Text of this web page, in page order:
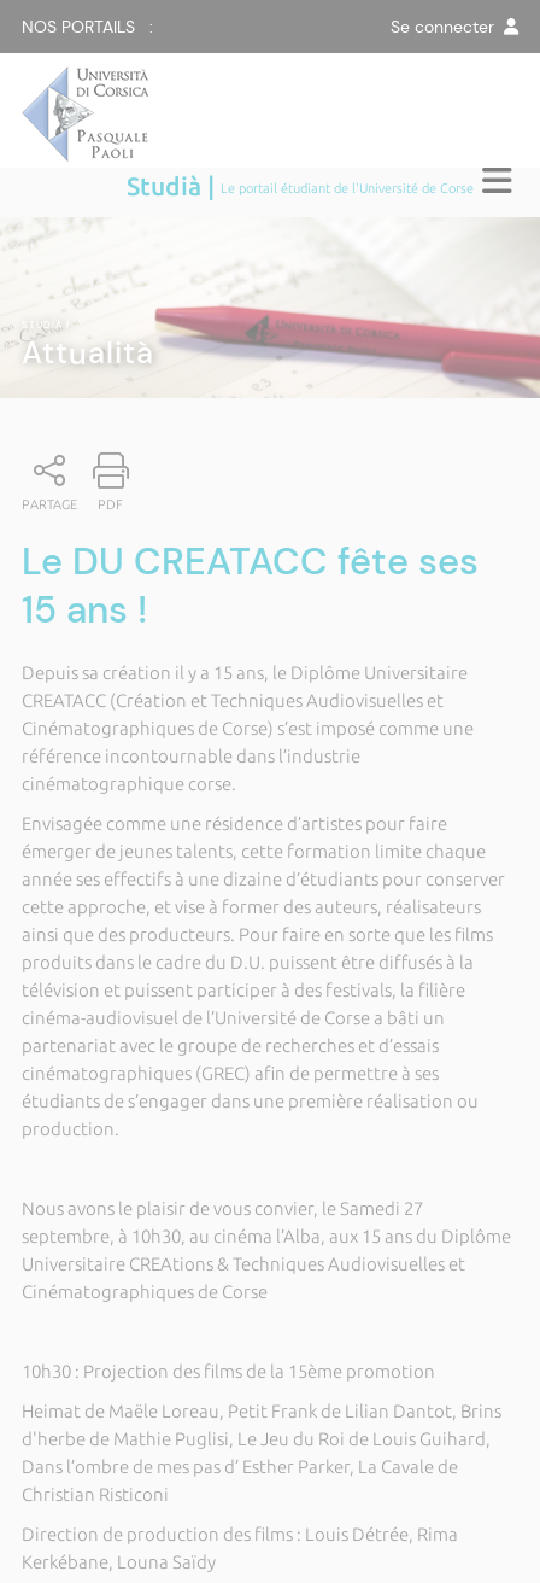
NOS PORTAILS : Se connecter
Studià | Le portail étudiant de l'Université de Corse
STUDIÀ
Attualità
PARTAGE PDF
Le DU CREATACC fête ses
15 ans !
Depuis sa création il y a 15 ans, le Diplôme Universitaire
CREATACC (Création et Techniques Audiovisuelles et
Cinématographiques de Corse) s’est imposé comme une
référence incontournable dans l’industrie
cinématographique corse.
Envisagée comme une résidence d’artistes pour faire
émerger de jeunes talents, cette formation limite chaque
année ses effectifs à une dizaine d’étudiants pour conserver
cette approche, et vise à former des auteurs, réalisateurs
ainsi que des producteurs. Pour faire en sorte que les films
produits dans le cadre du D.U. puissent être diffusés à la
télévision et puissent participer à des festivals, la filière
cinéma-audiovisuel de l’Université de Corse a bâti un
partenariat avec le groupe de recherches et d’essais
cinématographiques (GREC) afin de permettre à ses
étudiants de s’engager dans une première réalisation ou
production.
Nous avons le plaisir de vous convier, le Samedi 27
septembre, à 10h30, au cinéma l’Alba, aux 15 ans du Diplôme
Universitaire CREAtions & Techniques Audiovisuelles et
Cinématographiques de Corse
10h30 : Projection des films de la 15ème promotion
Heimat de Maële Loreau, Petit Frank de Lilian Dantot, Brins
d'herbe de Mathie Puglisi, Le Jeu du Roi de Louis Guihard,
Dans l’ombre de mes pas d’ Esther Parker, La Cavale de
Christian Risticoni
Direction de production des films : Louis Détrée, Rima
Kerkébane, Louna Saïdy